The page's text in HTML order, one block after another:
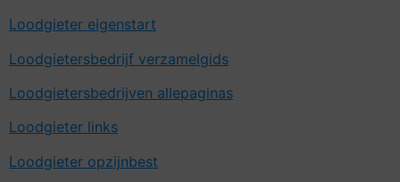
Loodgieter eigenstart
Loodgietersbedrijf verzamelgids
Loodgietersbedrijven allepaginas
Loodgieter links
Loodgieter opzijnbest